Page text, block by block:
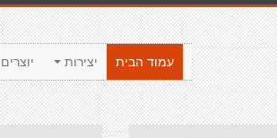
יוצרים יצירות
עמוד הבית